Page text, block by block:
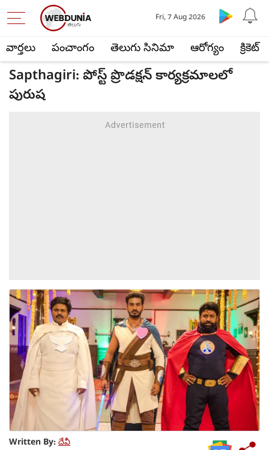
వార్తలు పంచాంగం తెలుగు సినిమా ఆరోగ్యం క్రికెట్
Fri, 7 Aug 2026
Sapthagiri: పోస్ట్ ప్రొడక్షన్ కార్యక్రమాలలో
పురుష
Written By: దేవీ